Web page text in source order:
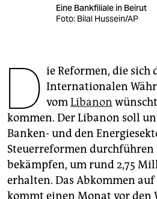
unterstützen
genossenschaft
epaper login
Eine Bankfiliale in Beirut
Foto: Bilal Hussein/AP
D ie Reformen, die sich
Internationalen
vomLibanon
kommen. Der Libanon soll
Banken- und den
Steuerreformen
bekämpfen, um rund 2,75
erhalten. Das Abkommen auf
kommt einen Monat vor den